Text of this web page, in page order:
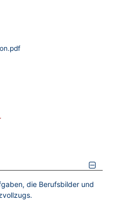
die Berufsbilder und